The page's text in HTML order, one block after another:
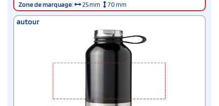
Zone de marquage: 25 mm 70 mm
autour